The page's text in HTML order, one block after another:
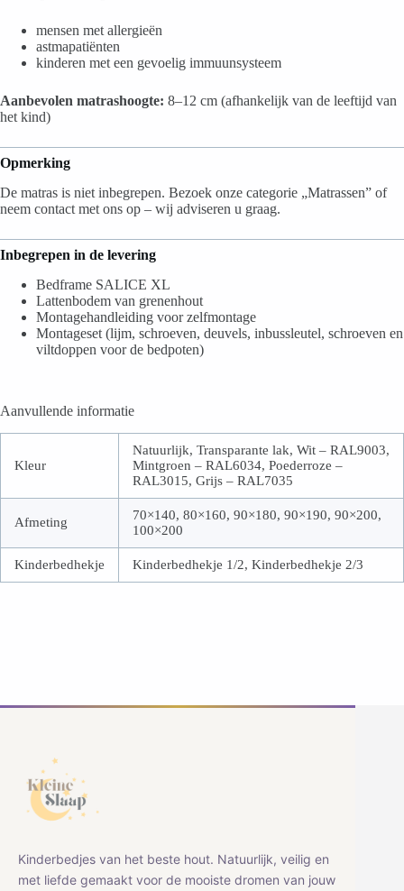
mensen met allergieën
astmapatiënten
kinderen met een gevoelig immuunsysteem
Aanbevolen matrashoogte: 8–12 cm (afhankelijk van de leeftijd van
het kind)
Opmerking
De matras is niet inbegrepen. Bezoek onze categorie „Matrassen” of
neem contact met ons op – wij adviseren u graag.
Inbegrepen in de levering
Bedframe SALICE XL
Lattenbodem van grenenhout
Montagehandleiding voor zelfmontage
Montageset (lijm, schroeven, deuvels, inbussleutel, schroeven en
viltdoppen voor de bedpoten)
Aanvullende informatie
Kleur
Natuurlijk, Transparante lak, Wit – RAL9003,
Mintgroen – RAL6034, Poederroze –
RAL3015, Grijs – RAL7035
Afmeting
70×140, 80×160, 90×180, 90×190, 90×200,
100×200
Kinderbedhekje Kinderbedhekje 1/2, Kinderbedhekje 2/3
Kinderbedjes van het beste hout. Natuurlijk, veilig en
met liefde gemaakt voor de mooiste dromen van jouw